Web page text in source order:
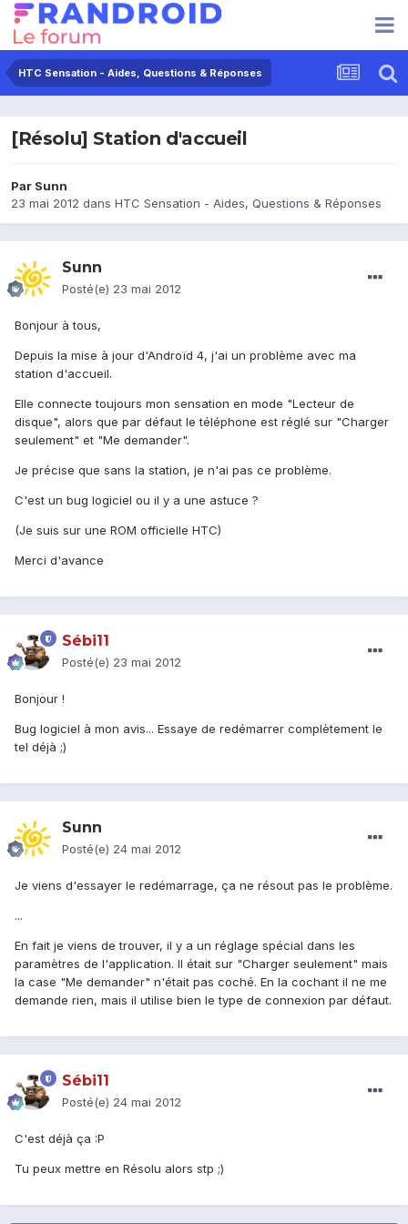
HTC Sensation - Aides, Questions & Réponses
[Résolu] Station d'accueil
Par Sunn
23 mai 2012 dans HTC Sensation - Aides, Questions & Réponses
Sunn
Posté(e) 23 mai 2012
Bonjour à tous,
Depuis la mise à jour d'Androïd 4, j'ai un problème avec ma
station d'accueil.
Elle connecte toujours mon sensation en mode "Lecteur de
disque", alors que par défaut le téléphone est réglé sur "Charger
seulement" et "Me demander".
Je précise que sans la station, je n'ai pas ce problème.
C'est un bug logiciel ou il y a une astuce ?
(Je suis sur une ROM officielle HTC)
Merci d'avance
Sébi11
Posté(e) 23 mai 2012
Bonjour !
Bug logiciel à mon avis... Essaye de redémarrer complètement le
tel déjà ;)
Sunn
Posté(e) 24 mai 2012
Je viens d'essayer le redémarrage, ça ne résout pas le problème.
...
En fait je viens de trouver, il y a un réglage spécial dans les
paramètres de l'application. Il était sur "Charger seulement" mais
la case "Me demander" n'était pas coché. En la cochant il ne me
demande rien, mais il utilise bien le type de connexion par défaut.
Sébi11
Posté(e) 24 mai 2012
C'est déjà ça :P
Tu peux mettre en Résolu alors stp ;)